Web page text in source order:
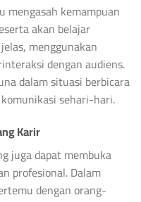
mengasah kemampuan
akan belajar
menggunakan
dengan audiens.
dalam situasi berbicara
sehari-hari.
Karir
juga dapat membuka
profesional. Dalam
dengan orang-